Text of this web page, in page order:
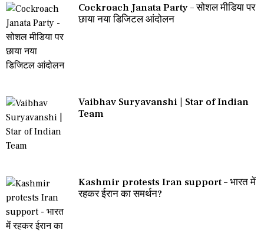
Cockroach Janata Party – सोशल मीडिया पर
छाया नया डिजिटल आंदोलन
Vaibhav Suryavanshi | Star of Indian
Team
Kashmir protests Iran support – भारत में
रहकर ईरान का समर्थन?